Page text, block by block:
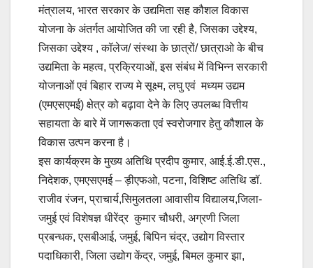
मंत्रालय, भारत सरकार के उद्यमिता सह कौशल विकास
योजना के अंतर्गत आयोजित की जा रही है, जिसका उद्देश्य,
जिसका उद्देश्य , कॉलेज/ संस्था के छात्रों/ छात्राओ के बीच
उद्यमिता के महत्व, प्रक्रियाओं, इस संबंध में विभिन्न सरकारी
योजनाओं एवं बिहार राज्य मे सूक्ष्म, लघु एवं मध्यम उद्यम
(एमएसएमई) क्षेत्र को बढ़ावा देने के लिए उपलब्ध वित्तीय
सहायता के बारे में जागरूकता एवं स्वरोजगार हेतु कौशाल के
विकास उत्पन करना है।
इस कार्यक्रम के मुख्य अतिथि प्रदीप कुमार, आई.ई.डी.एस.,
निदेशक, एमएसएमई – ड़ीएफओ, पटना, विशिष्ट अतिथि डॉ.
राजीव रंजन, प्राचार्य,सिमुलतला आवासीय विद्यालय,जिला-
जमुई एवं विशेषज्ञ धीरेंद्र कुमार चौधरी, अग्रणी जिला
प्रबन्धक, एसबीआई, जमुई, बिपिन चंद्र, उद्योग विस्तार
पदाधिकारी, जिला उद्योग केंद्र, जमुई, बिमल कुमार झा,